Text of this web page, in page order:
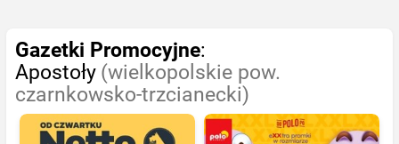
Gazetki Promocyjne:
Apostoły (wielkopolskie pow.
czarnkowsko-trzcianecki)